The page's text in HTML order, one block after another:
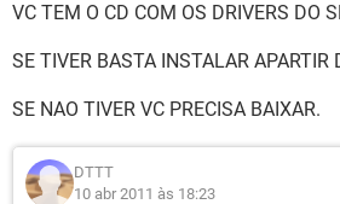
VC TEM O CD COM OS DRIVERS DO
SE TIVER BASTA INSTALAR APARTIR
SE NAO TIVER VC PRECISA BAIXAR.
DTTT
10 abr 2011 às 18:23